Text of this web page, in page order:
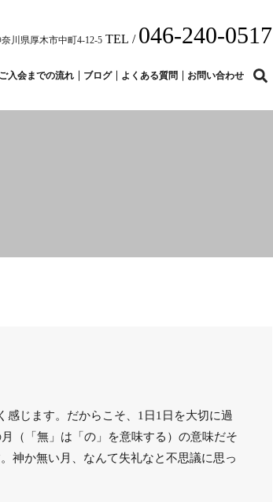
ご入会までの流れ ブログ よくある質問 お問い合わせ
奈川県厚木市中町4-12-5 TEL / 046-240-0517
じます。だからこそ、1日1日を大切に過
（「無」は「の」を意味する）の意味だそ
神か無い月、なんて失礼なと不思議に思っ